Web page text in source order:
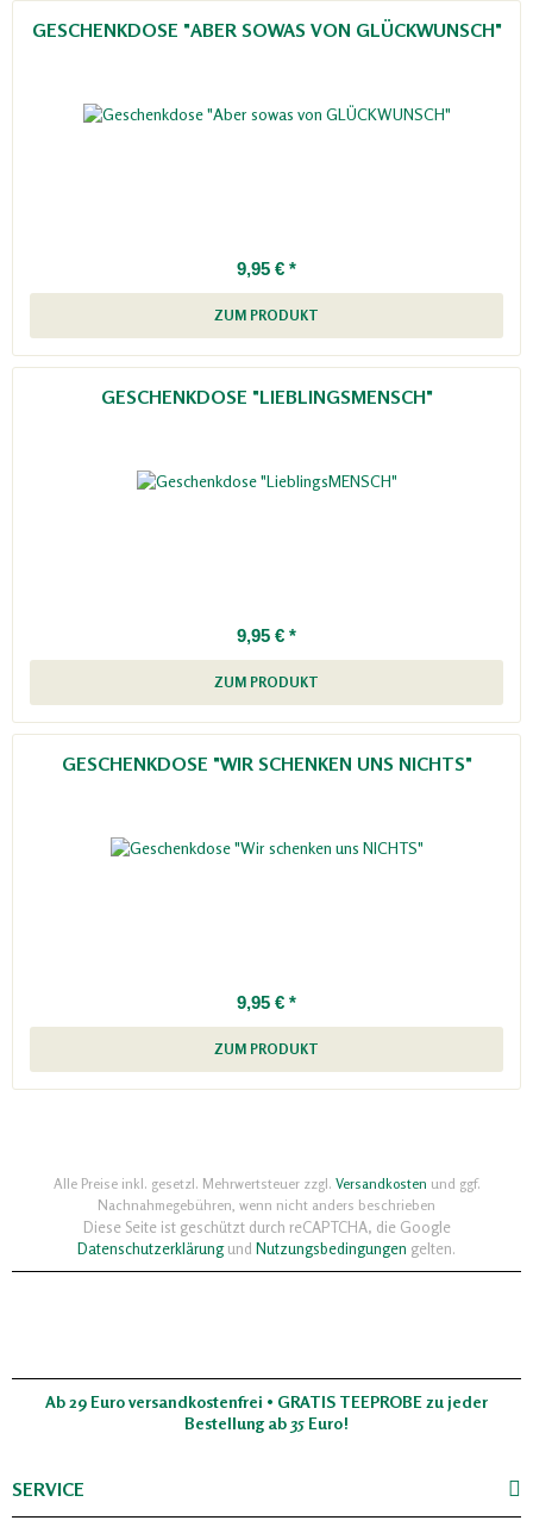
GESCHENKDOSE "ABER SOWAS VON GLÜCKWUNSCH"
9,95 € *
ZUM PRODUKT
GESCHENKDOSE "LIEBLINGSMENSCH"
9,95 € *
ZUM PRODUKT
GESCHENKDOSE "WIR SCHENKEN UNS NICHTS"
9,95 € *
ZUM PRODUKT
Alle Preise inkl. gesetzl. Mehrwertsteuer zzgl. Versandkosten und ggf.
Nachnahmegebühren, wenn nicht anders beschrieben
Diese Seite ist geschützt durch reCAPTCHA, die Google
Datenschutzerklärungund Nutzungsbedingungen gelten.
Ab 29 Euro versandkostenfrei • GRATIS TEEPROBE zu jeder
Bestellung ab 35 Euro!
SERVICE